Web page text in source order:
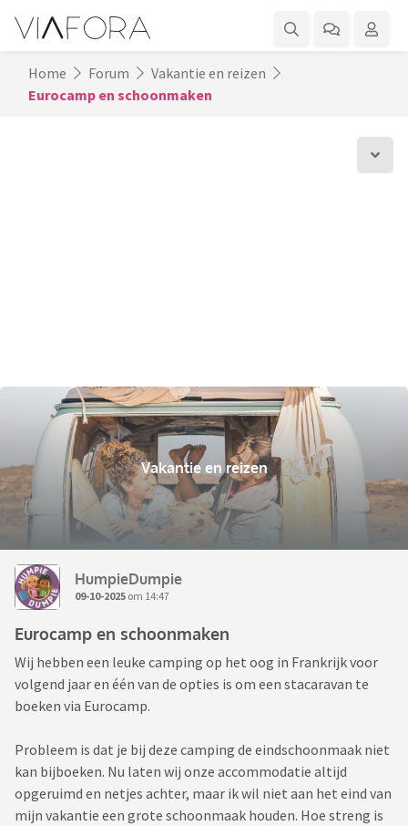
Home Forum
Vakantie en reizen
Eurocamp en schoonmaken
Vakantie en reizen
HumpieDumpie
09-10-2025 om 14:47
Eurocamp en schoonmaken
Wij hebben een leuke camping op het oog in Frankrijk voor
volgend jaar en één van de opties is om een stacaravan te
boeken via Eurocamp.
Probleem is dat je bij deze camping de eindschoonmaak niet
kan bijboeken. Nu laten wij onze accommodatie altijd
opgeruimd en netjes achter, maar ik wil niet aan het eind van
mijn vakantie een grote schoonmaak houden. Hoe streng is